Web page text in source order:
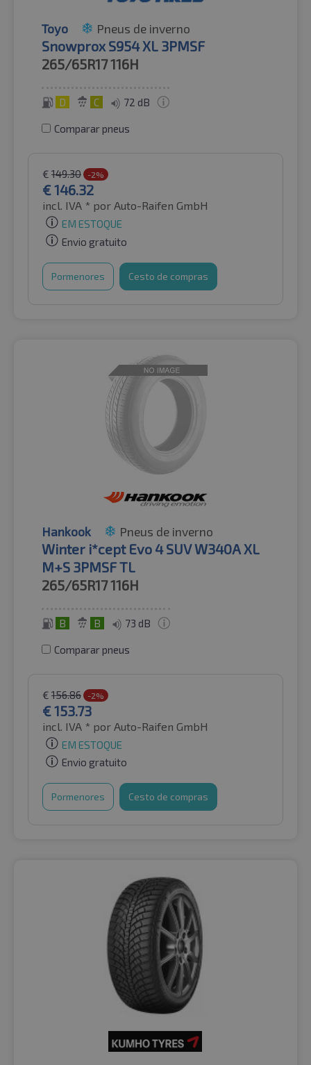
Toyo Pneus de inverno
Snowprox S954 XL 3PMSF
265/65R17116H
D C 72 dB
Comparar pneus
€ 149.30 -2%
€146.32
incl. IVA * por Auto-Raifen GmbH
EM ESTOQUE
Envio gratuito
Pormenores Cesto de compras
Hankook Pneus de inverno
Winter i*cept Evo 4 SUV W340A XL
M+S 3PMSF TL
265/65R17116H
B B 73 dB
Comparar pneus
€ 156.86 -2%
€153.73
incl. IVA * por Auto-Raifen GmbH
EM ESTOQUE
Envio gratuito
Pormenores Cesto de compras